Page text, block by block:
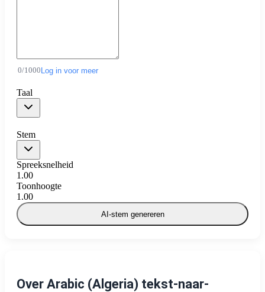
0/1000 Log in voor meer
Taal
Stem
Spreeksnelheid
1.00
Toonhoogte
1.00
AI-stem genereren
Over Arabic (Algeria) tekst-naar-